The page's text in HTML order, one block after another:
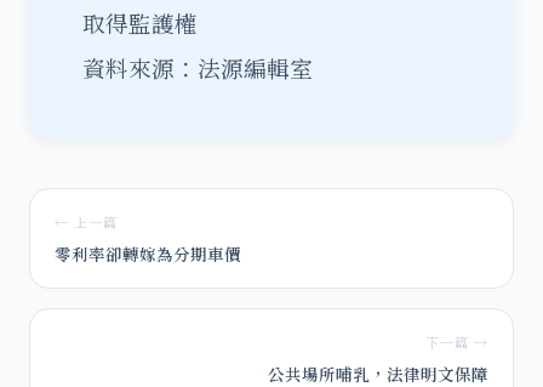
取得監護權
資料來源：法源編輯室
← 上一篇
零利率卻轉嫁為分期車價
下一篇 →
公共場所哺乳，法律明文保障